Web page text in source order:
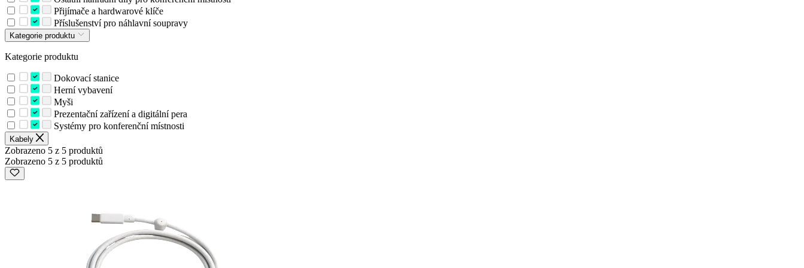
Přijímače a hardwarové klíče
Příslušenství pro náhlavní soupravy
Kategorie produktu
Kategorie produktu
Dokovací stanice
Herní vybavení
Myši
Prezentační zařízení a digitální pera
Systémy pro konferenční místnosti
Kabely
Zobrazeno 5 z 5 produktů
Zobrazeno 5 z 5 produktů